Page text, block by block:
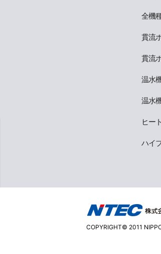
全機
貫流
貫流
温水
温水
ヒー
ハイ
COPYRIGHT© 2011